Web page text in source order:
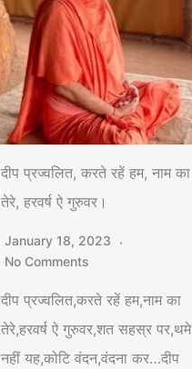
दीप प्रज्वलित, करते रहें हम, नाम का
तेरे, हरवर्ष ऐ गुरुवर।
January 18, 2023
No Comments
दीप प्रज्वलित,करते रहें हम,नाम का
तेरे,हरवर्ष ऐ गुरुवर,शत सहस्र पर,थमे
नहीं यह,कोटि वंदन,वंदना कर…दीप